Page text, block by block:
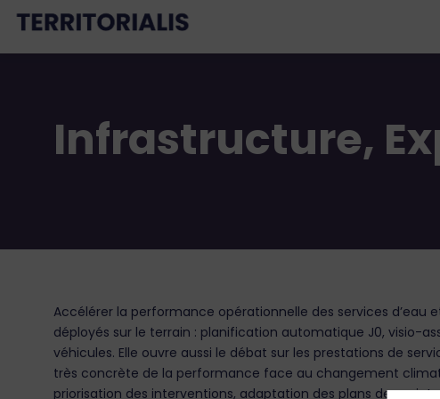
Infrastructure,
Accélérer la performance opérationnelle des services d’eau
déployés sur le terrain : planification automatique J0, visio-
véhicules. Elle ouvre aussi le débat sur les prestations de
très concrète de la performance face au changement